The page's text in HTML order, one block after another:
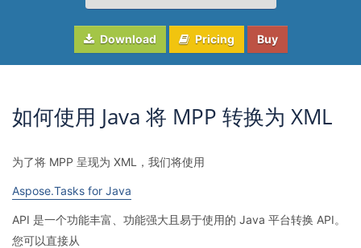
Download Pricing Buy
如何使用 Java 将 MPP 转换为 XML
为了将 MPP 呈现为 XML，我们将使用
Aspose.Tasks for Java
API 是一个功能丰富、功能强大且易于使用的 Java 平台转换 API。
您可以直接从